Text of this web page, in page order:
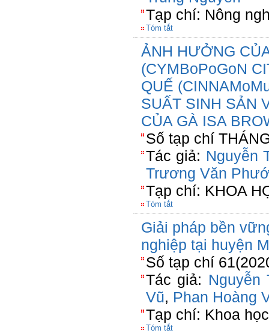
Tạp chí: Nông
Tóm tắt
ẢNH HƯỞNG
(CYMBoPoGoN
QUẾ
SUẤT SINH SẢN
CỦA GÀ ISA
Số tạp chí
Tác giả: Nguyễn
Trương Văn
Tạp chí: KHOA
Tóm tắt
Giải pháp bền
nghiệp tại huyện
Số tạp chí
Tác giả: Nguyễn
Vũ, Phan Hoàng
Tạp chí: Khoa
Tóm tắt